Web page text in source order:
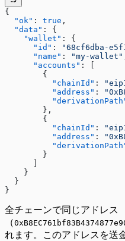
{
  "ok"
: true ,
  "data"
: {
    "wallet"
: {
      "id"
: "68cf6dba-
      "name"
: "my-wallet"
      "accounts"
: [
        {
          "chainId"
:
          "address"
:
        },
        {
          "chainId"
:
          "address"
:
        }
    }
  }
}
全チェーンで同じアドレス
（
れます。このアドレスを送